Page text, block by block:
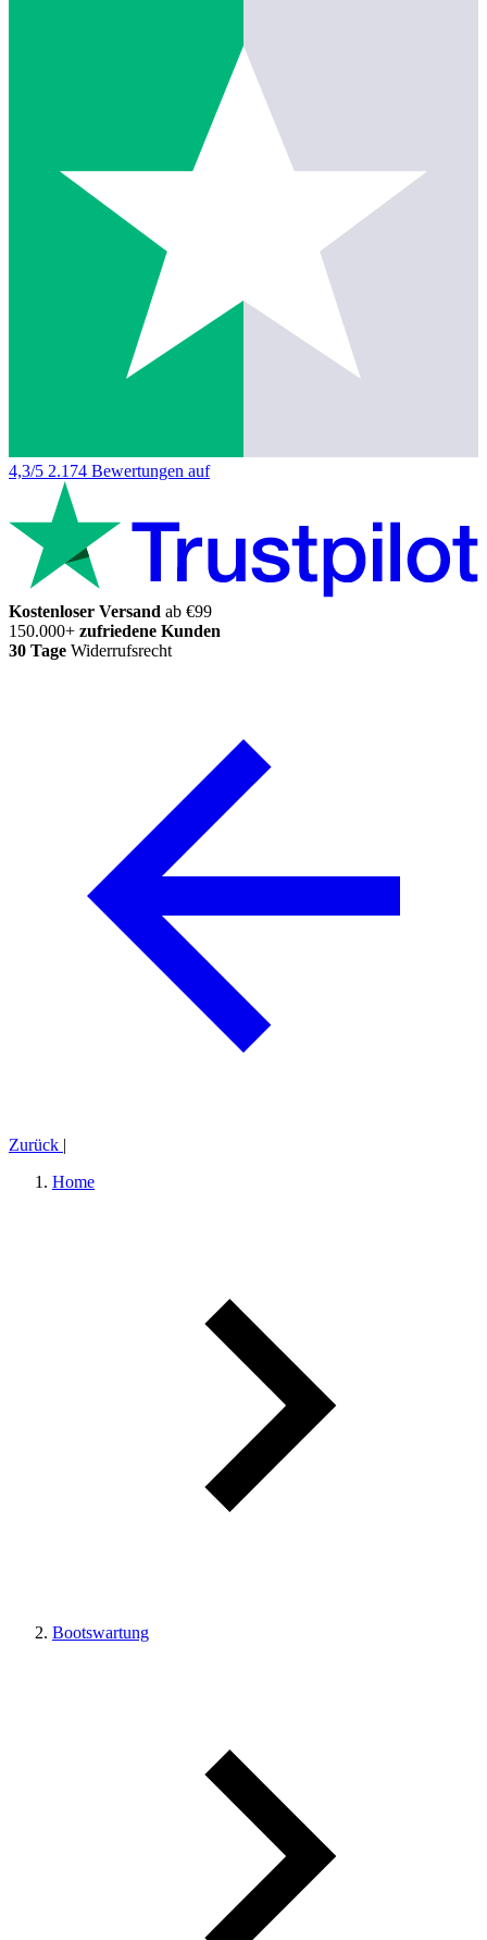
4,3/5 2.174 Bewertungen auf
Kostenloser Versand ab €99
150.000+ zufriedene Kunden
30 Tage Widerrufsrecht
Zurück |
Home
Bootswartung